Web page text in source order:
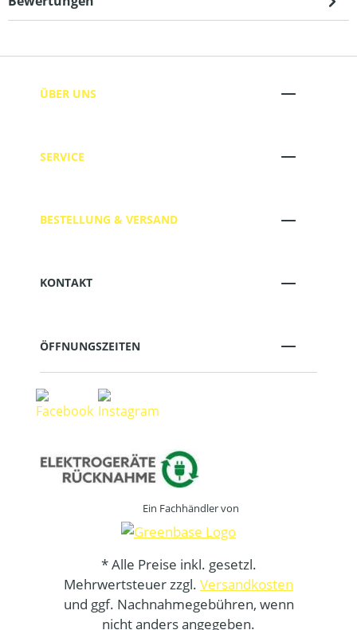
ÜBER UNS
SERVICE
BESTELLUNG & VERSAND
KONTAKT
ÖFFNUNGSZEITEN
Ein Fachhändler von
* Alle Preise inkl. gesetzl.
Mehrwertsteuer zzgl. Versandkosten
und ggf. Nachnahmegebühren, wenn
nicht anders angegeben.